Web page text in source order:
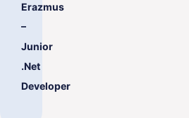
Erazmus
–
Junior
.Net
Developer